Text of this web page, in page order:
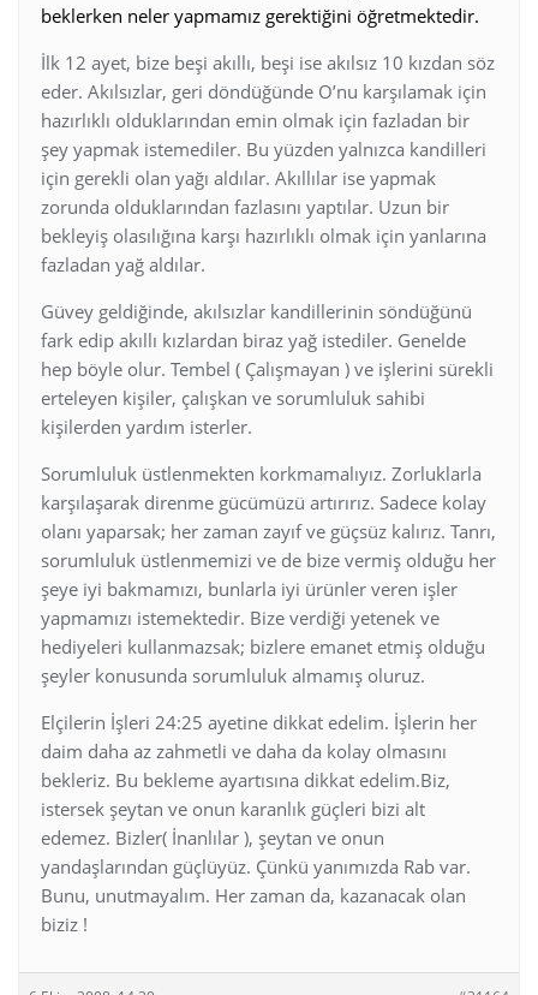
beklerken neler yapmamız gerektiğini öğretmektedir.
İlk 12 ayet, bize beşi akıllı, beşi ise akılsız 10 kızdan söz
eder. Akılsızlar, geri döndüğünde O’nu karşılamak için
hazırlıklı olduklarından emin olmak için fazladan bir
şey yapmak istemediler. Bu yüzden yalnızca kandilleri
için gerekli olan yağı aldılar. Akıllılar ise yapmak
zorunda olduklarından fazlasını yaptılar. Uzun bir
bekleyiş olasılığına karşı hazırlıklı olmak için yanlarına
fazladan yağ aldılar.
Güvey geldiğinde, akılsızlar kandillerinin söndüğünü
fark edip akıllı kızlardan biraz yağ istediler. Genelde
hep böyle olur. Tembel ( Çalışmayan ) ve işlerini sürekli
erteleyen kişiler, çalışkan ve sorumluluk sahibi
kişilerden yardım isterler.
Sorumluluk üstlenmekten korkmamalıyız. Zorluklarla
karşılaşarak direnme gücümüzü artırırız. Sadece kolay
olanı yaparsak; her zaman zayıf ve güçsüz kalırız. Tanrı,
sorumluluk üstlenmemizi ve de bize vermiş olduğu her
şeye iyi bakmamızı, bunlarla iyi ürünler veren işler
yapmamızı istemektedir. Bize verdiği yetenek ve
hediyeleri kullanmazsak; bizlere emanet etmiş olduğu
şeyler konusunda sorumluluk almamış oluruz.
Elçilerin İşleri 24:25 ayetine dikkat edelim. İşlerin her
daim daha az zahmetli ve daha da kolay olmasını
bekleriz. Bu bekleme ayartısına dikkat edelim.Biz,
istersek şeytan ve onun karanlık güçleri bizi alt
edemez. Bizler( İnanlılar ), şeytan ve onun
yandaşlarından güçlüyüz. Çünkü yanımızda Rab var.
Bunu, unutmayalım. Her zaman da, kazanacak olan
biziz !